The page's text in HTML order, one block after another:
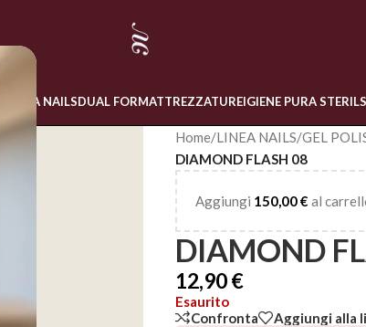
LINEA NAILSDUAL FORMATTREZZATUREIGIENE PURA STERIL
Home/LINEA NAILS/GEL
DIAMOND FLASH 08
Aggiungi 150,00€ al
DIAMOND
12,90€
Esaurito
Confronta
Aggiungi alla